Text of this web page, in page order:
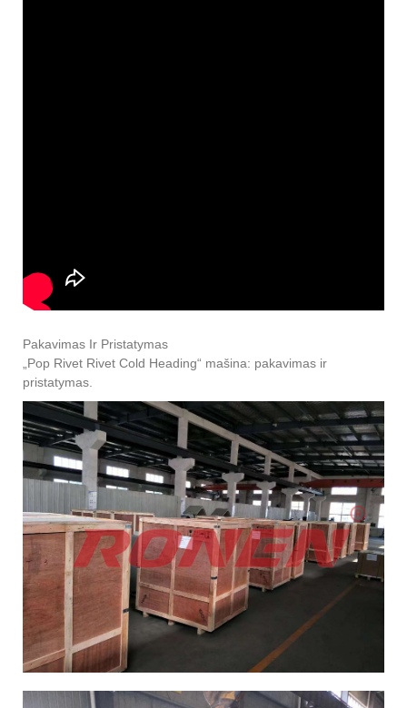
Pakavimas Ir Pristatymas
„Pop Rivet Rivet Cold Heading“ mašina: pakavimas ir
pristatymas.